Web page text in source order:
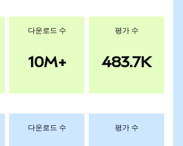
다운로드 수
10M+
평가 수
483.7K
다운로드 수 평가 수